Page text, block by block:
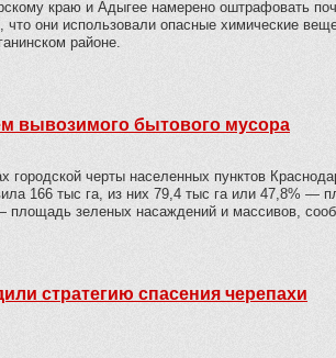
краю и Адыгее намерено оштрафовать
они использовали опасные химические
районе.
вывозимого бытового мусора
черты населенных пунктов
166 тыс га, из них 79,4 тыс га или 47,8% —
площадь зеленых насаждений и массивов,
стратегию спасения черепахи